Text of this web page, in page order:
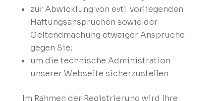
zur Abwicklung von evtl. vorliegenden
Haftungsansprüchen sowie der
Geltendmachung etwaiger Ansprüche
gegen Sie;
um die technische Administration
unserer Webseite sicherzustellen.
Im Rahmen der Registrierung wird Ihre